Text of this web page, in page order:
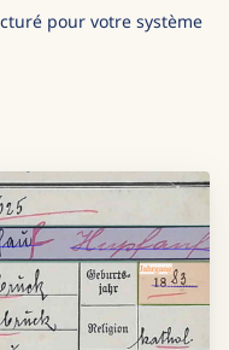
pour votre système